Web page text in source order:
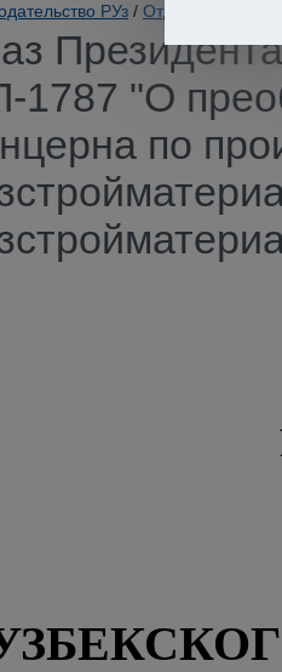
РУз / Отдельные
1787 "О
по